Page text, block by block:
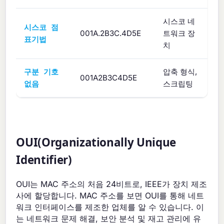
시스코 점
표기법
001A.2B3C.4D5E
시스코 네
트워크 장
치
구분 기호
없음
001A2B3C4D5E
압축 형식,
스크립팅
OUI(Organizationally Unique
Identifier)
OUI는 MAC 주소의 처음 24비트로, IEEE가 장치 제조
사에 할당합니다. MAC 주소를 보면 OUI를 통해 네트
워크 인터페이스를 제조한 업체를 알 수 있습니다. 이
는 네트워크 문제 해결, 보안 분석 및 재고 관리에 유